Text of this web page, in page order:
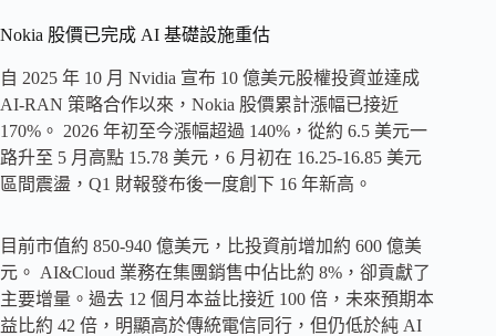
Nokia 股價已完成 AI 基礎設施重估
自 2025 年 10 月 Nvidia 宣布 10 億美元股權投資並達成
AI-RAN 策略合作以來，Nokia 股價累計漲幅已接近
170%。 2026 年初至今漲幅超過 140%，從約 6.5 美元一
路升至 5 月高點 15.78 美元，6 月初在 16.25-16.85 美元
區間震盪，Q1 財報發布後一度創下 16 年新高。
目前市值約 850-940 億美元，比投資前增加約 600 億美
元。 AI&Cloud 業務在集團銷售中佔比約 8%，卻貢獻了
主要增量。過去 12 個月本益比接近 100 倍，未來預期本
益比約 42 倍，明顯高於傳統電信同行，但仍低於純 AI